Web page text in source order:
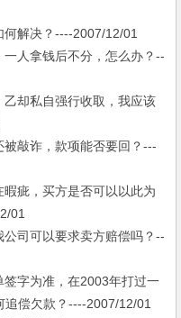
解决？----2007/12/01
人拿钱后不分，怎么办？--
却私自强行收取，我应该
敲诈，款项能否要回？---
疵，买方是否可以以此为
01
司可以要求卖方赔偿吗？--
字为准，在2003年打过一
追偿欠款？----2007/12/01